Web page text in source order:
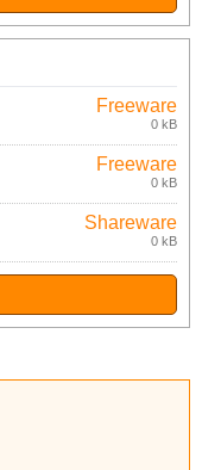
Freeware
0 kB
Freeware
(pro
nekomerční
účely)
0 kB
Shareware
0 kB